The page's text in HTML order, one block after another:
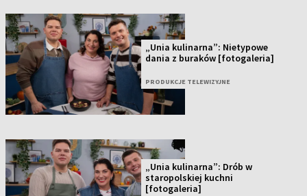
„Unia kulinarna”: Nietypowe
dania z buraków [fotogaleria]
PRODUKCJE TELEWIZYJNE
„Unia kulinarna”: Drób w
staropolskiej kuchni
[fotogaleria]